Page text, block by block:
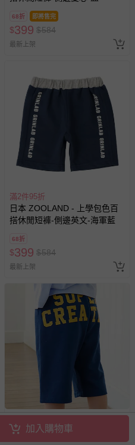
68折 即將售完
$399 $584
最新上架
滿2件95折
日本 ZOOLAND - 上學包色百
搭休閒短褲-側邊英文-海軍藍
68折
$399 $584
最新上架
日本 ZOOLAND - 上學包色百
搭休閒短褲-背後英文-海軍藍
加入購物車